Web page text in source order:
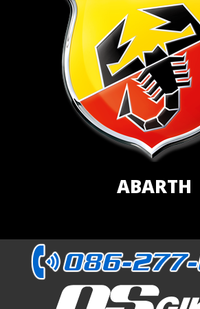
ABARTH